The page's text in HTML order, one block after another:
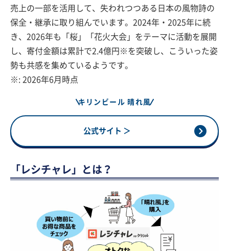
売上の一部を活用して、失われつつある日本の風物詩の
保全・継承に取り組んでいます。2024年・2025年に続
き、2026年も「桜」「花火大会」をテーマに活動を展開
し、寄付金額は累計で2.4億円※を突破し、こういった姿
勢も共感を集めているようです。
※: 2026年6月時点
キリンビール 晴れ風
公式サイト ＞
「レシチャレ」とは？